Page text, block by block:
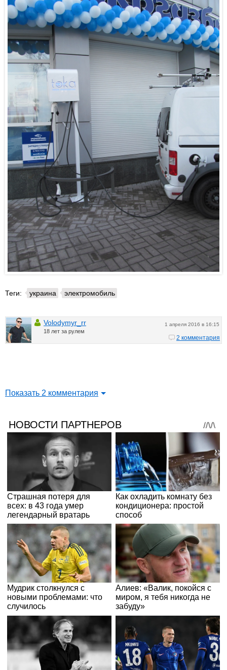
Теги: украина электромобиль
1 апреля 2016 в 16:15
Volodymyr_rr
18 лет за рулем
2 комментария
Показать 2 комментария